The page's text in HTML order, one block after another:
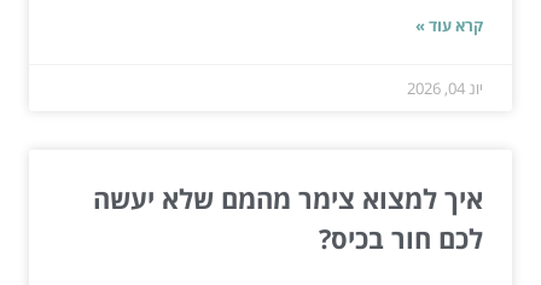
קרא עוד »
יונ 04, 2026
איך למצוא צימר מהמם שלא יעשה
לכם חור בכיס?